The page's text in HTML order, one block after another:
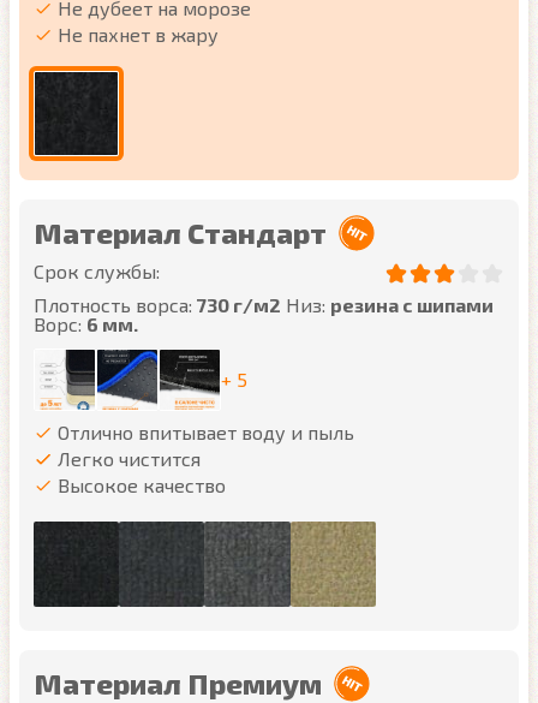
Не дубеет на морозе
Не пахнет в жару
Материал Стандарт
Срок службы:
Плотность ворса: 730 г/м2 Низ: резина с шипами
Ворс: 6 мм.
+ 5
Отлично впитывает воду и пыль
Легко чистится
Высокое качество
Материал Премиум